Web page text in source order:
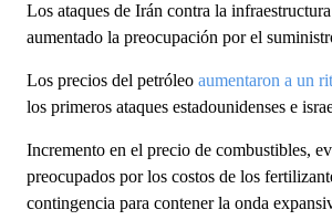
Los ataques de Irán contra la
aumentado la preocupación por el
Los precios del petróleo aumentaron a un
los primeros ataques estadounidenses e
Incremento en el precio de combustibles,
preocupados por los costos de los
contingencia para contener la onda